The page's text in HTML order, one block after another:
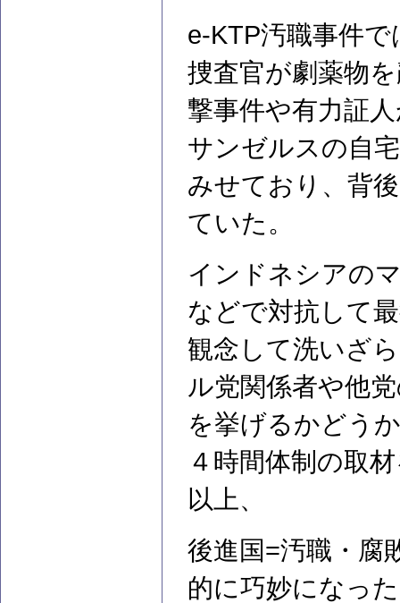
e-KTP汚職事件
捜査官が劇薬物
撃事件や有力証
サンゼルスの自
みせており、背
ていた。
インドネシアの
などで対抗して
観念して洗いざ
ル党関係者や他
を挙げるかどう
４時間体制の取
以上、
後進国=汚職・腐
的に巧妙になっ